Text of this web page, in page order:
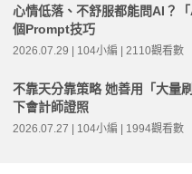
心情低落、不舒服都能問AI？
個Prompt技巧
2026.07.29 | 104小編 | 2110觀看數
不靠天分靠策略 她善用「大量
下會計師證照
2026.07.27 | 104小編 | 1994觀看數